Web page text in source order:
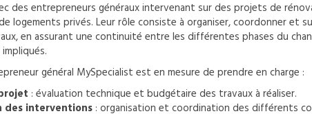
des entrepreneurs généraux intervenant sur des projets de
logements privés. Leur rôle consiste à organiser, coordonner et
en assurant une continuité entre les différentes phases du
général MySpecialist est en mesure de prendre en charge :
: évaluation technique et budgétaire des travaux à réaliser.
des interventions: organisation et coordination des différents